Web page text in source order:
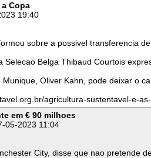
Copa
19:40
sobre a possivel transferencia
Selecao Belga Thibaud Courtois
Oliver Kahn, pode deixar o
agricultura-sustentavel-e-
em € 90 milhoes
05-2023 11:04
City, disse que nao pretende